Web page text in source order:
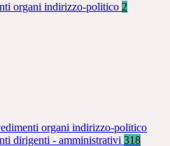
organi indirizzo-politico 2
organi indirizzo-politico
dirigenti - amministrativi 318